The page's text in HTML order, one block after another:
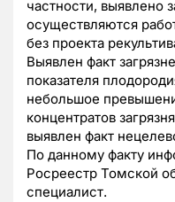
частности, выявлено
осуществляются
без проекта
Выявлен факт
показателя
небольшое
концентратов
выявлен факт
По данному факту
Росреестр Томской
специалист.